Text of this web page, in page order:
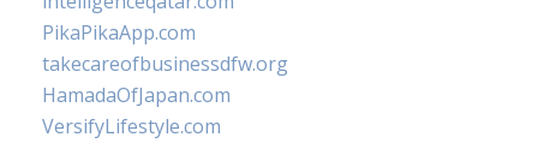
PikaPikaApp.com
takecareofbusinessdfw.org
HamadaOfJapan.com
VersifyLifestyle.com